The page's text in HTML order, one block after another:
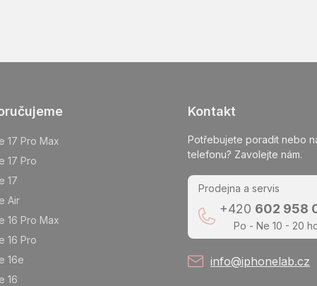
17 Pro Max
17 Pro
17
Air
16 Pro Max
16 Pro
16e
16
Kontakt
Potřebujete poradit nebo
telefonu? Zavolejte nám.
Prodejna a servis
+420 602 958
Po - Ne 10 - 20
info@iphonelab.cz